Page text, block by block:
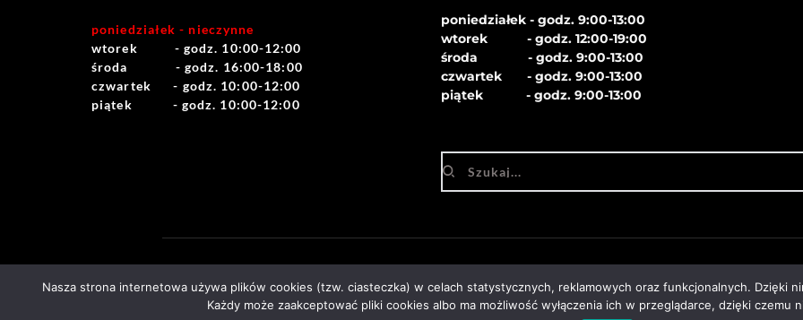
poniedziałek - nieczynne
wtorek          - godz. 10:00-12:00
środa             - godz. 16:00-18:00
czwartek      - godz. 10:00-12:00
piątek           - godz. 10:00-12:00
poniedziałek - godz. 9:00-13:00
wtorek           - godz. 12:00-19:00
środa              - godz. 9:00-13:00
czwartek       - godz. 9:00-13:00
piątek            - godz. 9:00-13:00
Nasza strona internetowa używa plików cookies (tzw. ciasteczka) w celach statystycznych, reklamowych oraz funkcjonalnych. Dzięki
Każdy może zaakceptować pliki cookies albo ma możliwość wyłączenia ich w przeglądarce, dzięki czemu